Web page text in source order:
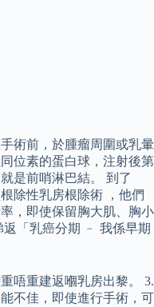
術前，於腫瘤周圍或乳暈
位素的蛋白球，注射後第
是前哨淋巴結。 到了
除性乳房根除術 ，他們
，即使保留胸大肌、胸小
「乳癌分期 ﹣ 我係早期
唔重建返嗰乳房出黎。 3.
不佳，即使進行手術，可